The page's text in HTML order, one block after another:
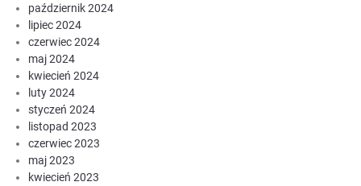
październik 2024
lipiec 2024
czerwiec 2024
maj 2024
kwiecień 2024
luty 2024
styczeń 2024
listopad 2023
czerwiec 2023
maj 2023
kwiecień 2023